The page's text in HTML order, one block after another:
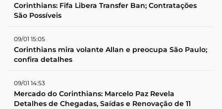
Corinthians: Fifa Libera Transfer Ban; Contratações
São Possíveis
09/01 15:05
Corinthians mira volante Allan e preocupa São Paulo;
confira detalhes
09/01 14:53
Mercado do Corinthians: Marcelo Paz Revela
Detalhes de Chegadas, Saídas e Renovação de 11